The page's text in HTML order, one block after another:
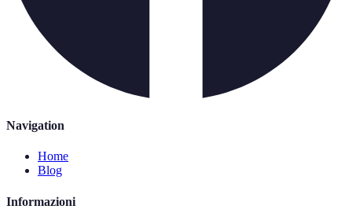
Navigation
Home
Blog
Informazioni